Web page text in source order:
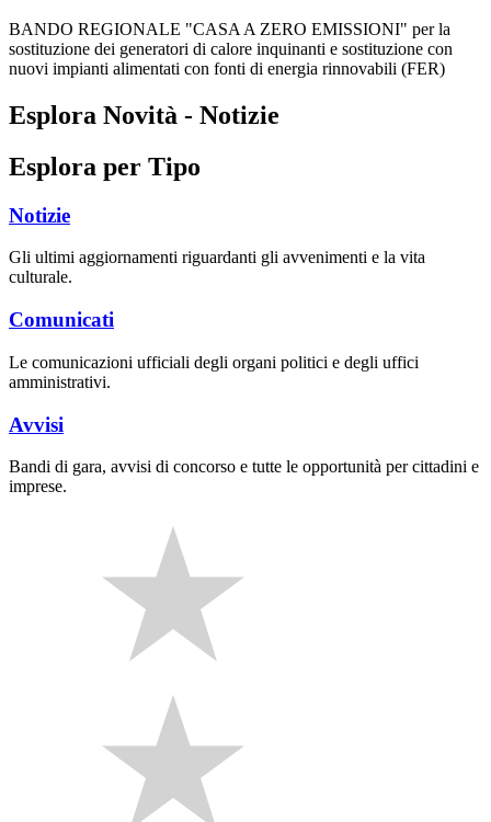
BANDO REGIONALE "CASA A ZERO EMISSIONI" per la
sostituzione dei generatori di calore inquinanti e sostituzione con
nuovi impianti alimentati con fonti di energia rinnovabili (FER)
Esplora Novità - Notizie
Esplora per Tipo
Notizie
Gli ultimi aggiornamenti riguardanti gli avvenimenti e la vita
culturale.
Comunicati
Le comunicazioni ufficiali degli organi politici e degli uffici
amministrativi.
Avvisi
Bandi di gara, avvisi di concorso e tutte le opportunità per cittadini e
imprese.